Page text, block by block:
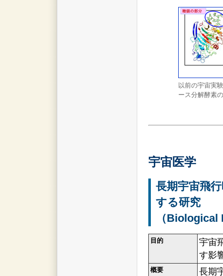
以前の宇宙実
ース分解酵素
宇宙医学
長期宇宙飛
する研究
（
目的
宇宙
す影
概要 長期